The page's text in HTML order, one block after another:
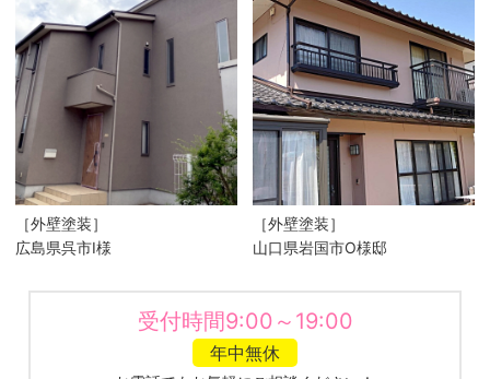
［外壁塗装］
広島県呉市I様
［外壁塗装］
山口県岩国市O様邸
受付時間9:00～19:00
年中無休